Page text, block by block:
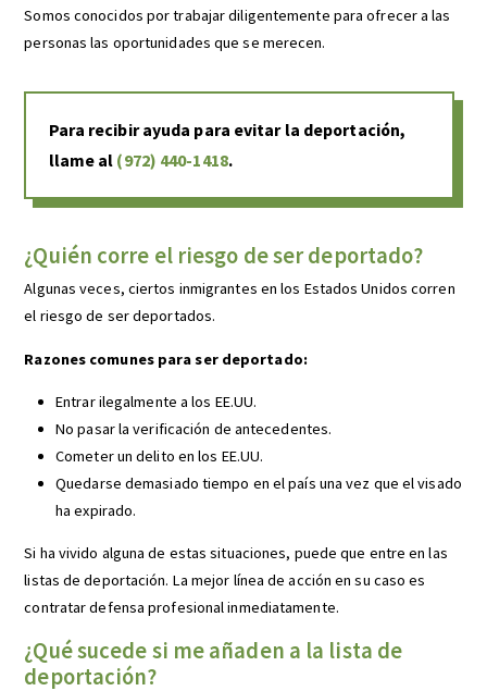
Somos conocidos por trabajar diligentemente para ofrecer a las
personas las oportunidades que se merecen.
Para recibir ayuda para evitar la deportación,
llame al (972) 440-1418.
¿Quién corre el riesgo de ser deportado?
Algunas veces, ciertos inmigrantes en los Estados Unidos corren
el riesgo de ser deportados.
Razones comunes para ser deportado:
Entrar ilegalmente a los EE.UU.
No pasar la verificación de antecedentes.
Cometer un delito en los EE.UU.
Quedarse demasiado tiempo en el país una vez que el visado
ha expirado.
Si ha vivido alguna de estas situaciones, puede que entre en las
listas de deportación. La mejor línea de acción en su caso es
contratar defensa profesional inmediatamente.
¿Qué sucede si me añaden a la lista de
deportación?